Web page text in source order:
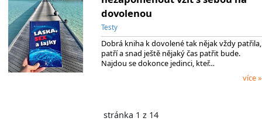
dovolenou
Testy
Dobrá kniha k dovolené tak nějak vždy patřila,
patří a snad ještě nějaký čas patřit bude.
Najdou se dokonce jedinci, kteř…
více »
stránka 1 z 14